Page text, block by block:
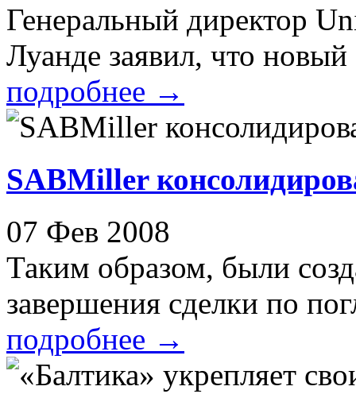
Генеральный директор
Луанде заявил, что
подробнее →
SABMiller
07 Фев 2008
Таким образом, были
завершения сделки по
подробнее →